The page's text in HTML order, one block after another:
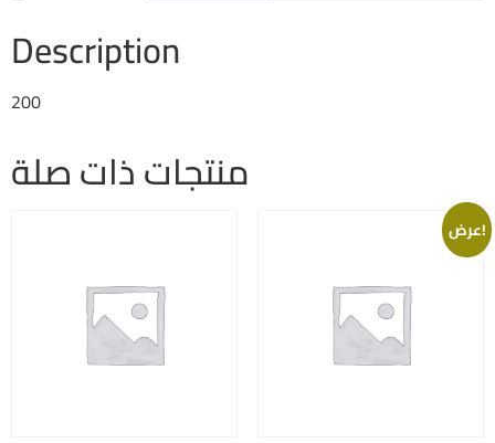
Description
200
منتجات ذات صلة
عرض!